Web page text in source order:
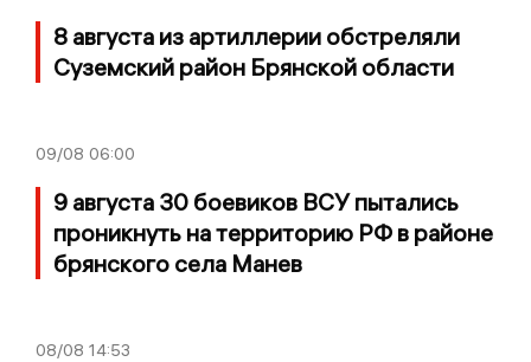
8 августа из артиллерии обстреляли
Суземский район Брянской области
09/08 06:00
9 августа 30 боевиков ВСУ пытались
проникнуть на территорию РФ в районе
брянского села Манев
08/08 14:53